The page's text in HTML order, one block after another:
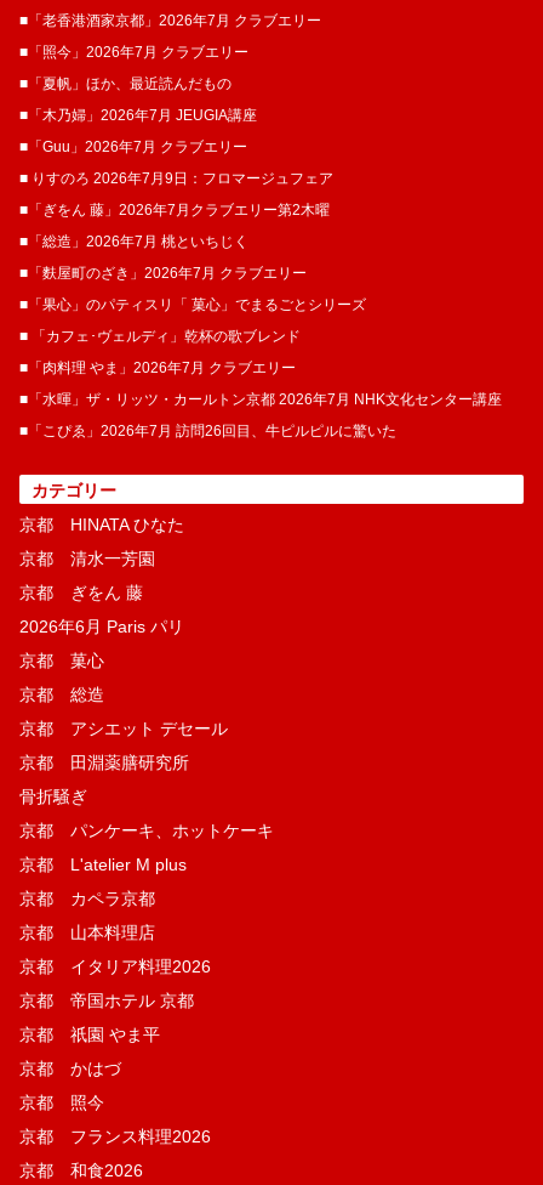
■「老香港酒家京都」2026年7月 クラブエリー
■「照今」2026年7月 クラブエリー
■「夏帆」ほか、最近読んだもの
■「木乃婦」2026年7月 JEUGIA講座
■「Guu」2026年7月 クラブエリー
■ りすのろ 2026年7月9日：フロマージュフェア
■「ぎをん 藤」2026年7月クラブエリー第2木曜
■「総造」2026年7月 桃といちじく
■「麩屋町のざき」2026年7月 クラブエリー
■「果心」のパティスリ「 菓​心」でまるごとシリーズ
■ 「カフェ･ヴェルディ」乾杯の歌ブレンド
■「肉料理 やま」2026年7月 クラブエリー
■「水暉」ザ・リッツ・カールトン京都 2026年7月 NHK文化センター講座
■「こぴゑ」2026年7月 訪問26回目、牛ピルピルに驚いた
カテゴリー
京都 HINATA ひなた
京都 清水一芳園
京都 ぎをん 藤
2026年6月 Paris パリ
京都 菓​心
京都 総造
京都 アシエット デセール
京都 田淵薬膳研究所
骨折騒ぎ
京都 パンケーキ、ホットケーキ
京都 L'atelier M plus
京都 カペラ京都
京都 山本料理店
京都 イタリア料理2026
京都 帝国ホテル 京都
京都 祇園 やま平
京都 かはづ
京都 照今
京都 フランス料理2026
京都 和食2026